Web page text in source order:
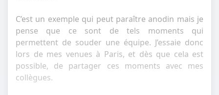
C’est un exemple qui peut paraître anodin mais je
pense que ce sont de tels moments qui
permettent de souder une équipe. J’essaie donc
lors de mes venues à Paris, et dès que cela est
possible, de partager ces moments avec mes
collègues.